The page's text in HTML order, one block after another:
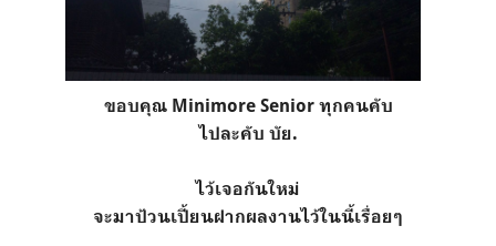
ขอบคุณ Minimore Senior ทุกคนคับ
ไปละคับ บัย.
ไว้เจอกันใหม่
จะมาป้วนเปี้ยนฝากผลงานไว้ในนี้เรื่อยๆ